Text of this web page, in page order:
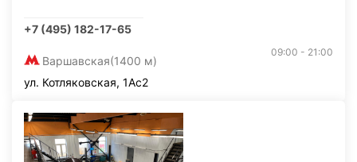
+7 (495) 182-17-65
Варшавская(1400 м)
09:00 - 21:00
ул. Котляковская, 1Ас2